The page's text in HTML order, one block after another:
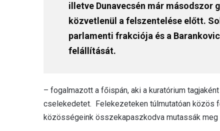
illetve Dunavecsén már másodszor
közvetlenül a felszentelése előtt.
parlamenti frakciója és a
felállítását.
– fogalmazott a főispán, aki a kuratórium
cselekedetet. Felekezeteken túlmutatóan közös
közösségeink összekapaszkodva mutassák meg